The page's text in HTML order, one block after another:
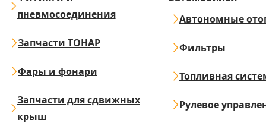
пневмосоединения
Запчасти ТОНАР
Фары и фонари
Запчасти для сдвижных
крыш
Автономные
Фильтры
Топливная
Рулевое